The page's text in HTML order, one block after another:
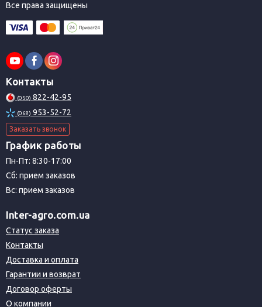
Все права защищены
Контакты
(050) 822-42-95
(068) 953-52-72
Заказать звонок
График работы
Пн-Пт: 8:30-17:00
Сб: прием заказов
Вс: прием заказов
Inter-agro.com.ua
Статус заказа
Контакты
Доставка и оплата
Гарантии и возврат
Договор оферты
О компании